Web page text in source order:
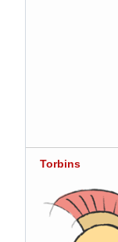
Torbins